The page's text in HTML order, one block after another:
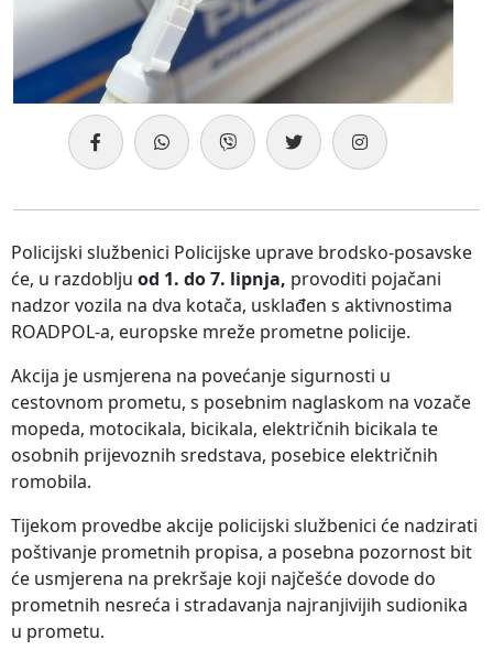
Policijski službenici Policijske uprave brodsko-posavske
će, u razdoblju od 1. do 7. lipnja, provoditi pojačani
nadzor vozila na dva kotača, usklađen s aktivnostima
ROADPOL-a, europske mreže prometne policije.
Akcija je usmjerena na povećanje sigurnosti u
cestovnom prometu, s posebnim naglaskom na vozače
mopeda, motocikala, bicikala, električnih bicikala te
osobnih prijevoznih sredstava, posebice električnih
romobila.
Tijekom provedbe akcije policijski službenici će nadzirati
poštivanje prometnih propisa, a posebna pozornost bit
će usmjerena na prekršaje koji najčešće dovode do
prometnih nesreća i stradavanja najranjivijih sudionika
u prometu.